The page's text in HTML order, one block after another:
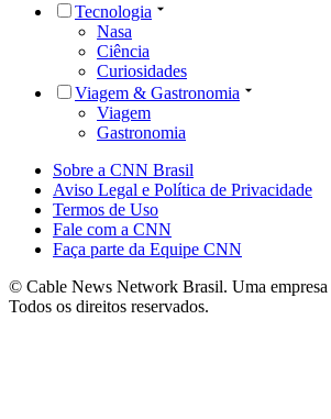
Tecnologia
Nasa
Ciência
Curiosidades
Viagem & Gastronomia
Viagem
Gastronomia
Sobre a CNN Brasil
Aviso Legal e Política de Privacidade
Termos de Uso
Fale com a CNN
Faça parte da Equipe CNN
© Cable News Network Brasil. Uma
Todos os direitos reservados.